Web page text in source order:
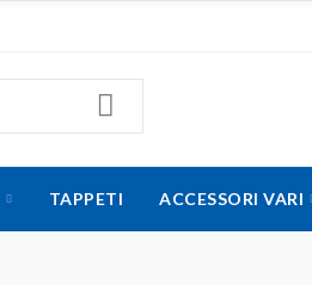
TAPPETI ACCESSORI VARI